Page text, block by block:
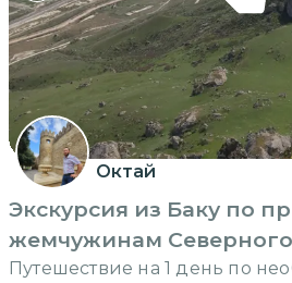
Октай
Экскурсия из Баку по
жемчужинам
Путешествие на 1 день по